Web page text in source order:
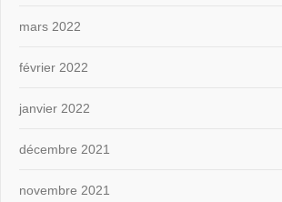
mars 2022
février 2022
janvier 2022
décembre 2021
novembre 2021